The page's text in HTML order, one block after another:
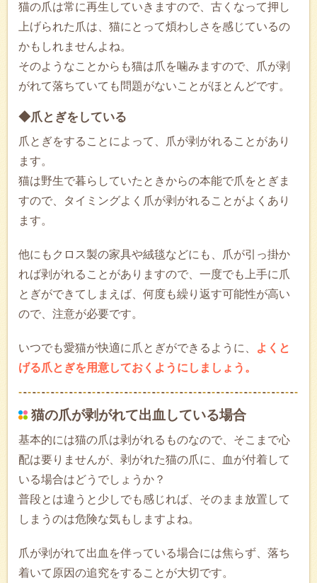
猫の爪は常に再生していきますので、古くなって押し
上げられた爪は、猫にとって煩わしさを感じているの
かもしれませんよね。
そのようなことからも猫は爪を噛みますので、爪が剥
がれて落ちていても問題がないことがほとんどです。
◆爪とぎをしている
爪とぎをすることによって、爪が剥がれることがあり
ます。
猫は野生で暮らしていたときからの本能で爪をとぎま
すので、タイミングよく爪が剥がれることがよくあり
ます。
他にもクロス製の家具や絨毯などにも、爪が引っ掛か
れば剥がれることがありますので、一度でも上手に爪
とぎができてしまえば、何度も繰り返す可能性が高い
ので、注意が必要です。
いつでも愛猫が快適に爪とぎができるように、
よくと
げる爪とぎを用意しておくようにしましょう。
猫の爪が剥がれて出血している場合
基本的には猫の爪は剥がれるものなので、そこまで心
配は要りませんが、剥がれた猫の爪に、血が付着して
いる場合はどうでしょうか？
普段とは違うと少しでも感じれば、そのまま放置して
しまうのは危険な気もしますよね。
爪が剥がれて出血を伴っている場合には焦らず、落ち
着いて原因の追究をすることが大切です。